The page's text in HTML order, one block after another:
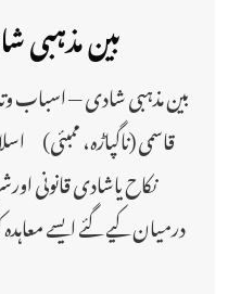
بین
بین مذہبی شادی — اسباب
قاسمی (ناگپاڑہ، ممبئی)
نکاح یاشادی قانونی
درمیان کیے گئے ایسے